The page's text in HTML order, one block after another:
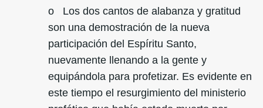
o Los dos cantos de alabanza y gratitud
son una demostración de la nueva
participación del Espíritu Santo,
nuevamente llenando a la gente y
equipándola para profetizar. Es evidente en
este tiempo el resurgimiento del ministerio